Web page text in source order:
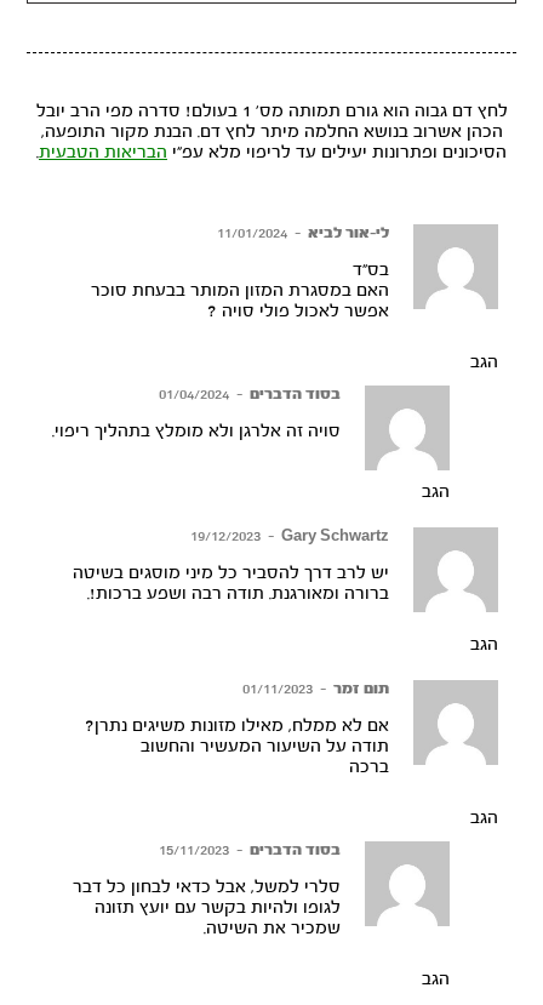
לחץ דם גבוה הוא גורם תמותה מס' 1 בעולם! סדרה מפי הרב יובל
הכהן אשרוב בנושא החלמה מיתר לחץ דם. הבנת מקור התופעה,
הסיכונים ופתרונות יעילים עד לריפוי מלא עפ"י הבריאות הטבעית.
לי-אור לביא –
11/01/2024
בס”ד
האם במסגרת המזון המותר בבעחת סוכר
אפשר לאכול פולי סויה ?
הגב
בסוד הדברים –
01/04/2024
סויה זה אלרגן ולא מומלץ בתהליך ריפוי.
הגב
Gary Schwartz
–
19/12/2023
יש לרב דרך להסביר כל מיני מוסגים בשיטה
ברורה ומאורגנת. תודה רבה ושפע ברכות!.
הגב
תום זמר –
01/11/2023
אם לא ממלח, מאילו מזונות משיגים נתרן?
תודה על השיעור המעשיר והחשוב
ברכה
הגב
בסוד הדברים –
15/11/2023
סלרי למשל, אבל כדאי לבחון כל דבר
לגופו ולהיות בקשר עם יועץ תזונה
שמכיר את השיטה.
הגב